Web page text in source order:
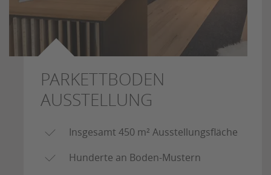
PARKETTBODEN
AUSSTELLUNG
Insgesamt 450 m² Ausstellungsfläche
Hunderte an Boden-Mustern